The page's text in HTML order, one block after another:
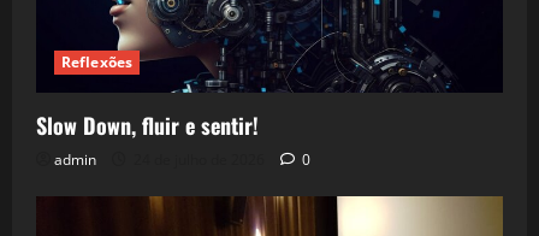
Reflexões
Slow Down, fluir e sentir!
admin 0